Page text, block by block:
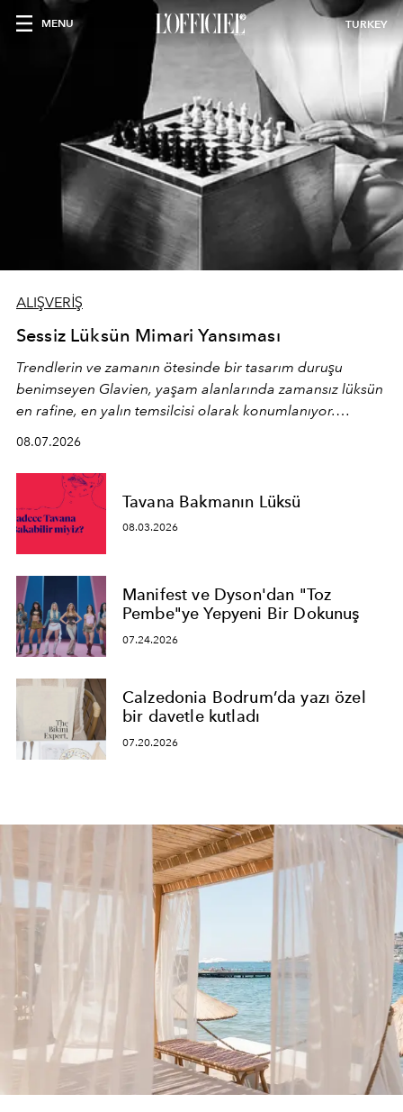
MENU TURKEY
ALIŞVERİŞ
Sessiz Lüksün Mimari Yansıması
Trendlerin ve zamanın ötesinde bir tasarım duruşu
benimseyen Glavien, yaşam alanlarında zamansız lüksün
en rafine, en yalın temsilcisi olarak konumlanıyor.
en yeni seçkisiyle bu imza felsefesini mekanlara taşıyor.
08.07.2026
Tavana Bakmanın Lüksü
08.03.2026
Manifest ve Dyson'dan "Toz
Pembe"ye Yepyeni Bir Dokunuş
07.24.2026
Calzedonia Bodrum’da yazı özel
bir davetle kutladı
07.20.2026